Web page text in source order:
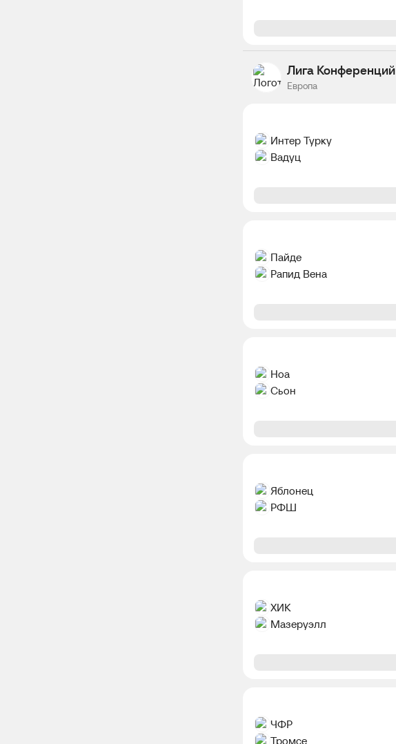
Лига Конференций
Европа
Интер Турку
Вадуц
Пайде
Рапид Вена
Ноа
Сьон
Яблонец
РФШ
ХИК
Мазеруэлл
ЧФР
Тромсе